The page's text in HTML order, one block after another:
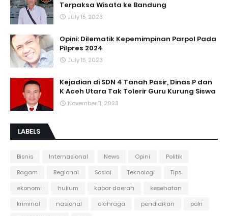
Terpaksa Wisata ke Bandung
July 15, 2023
Opini: Dilematik Kepemimpinan Parpol Pada
Pilpres 2024
July 15, 2023
Kejadian di SDN 4 Tanah Pasir, Dinas P dan
K Aceh Utara Tak Tolerir Guru Kurung Siswa
November 11, 2023
LABELS
Bisnis Internasional News Opini
Politik
Ragam
Regional Sosial Teknologi
Tips
ekonomi
hukum kabar daerah
kesehatan
kriminal
nasional olahraga pendidikan
polri